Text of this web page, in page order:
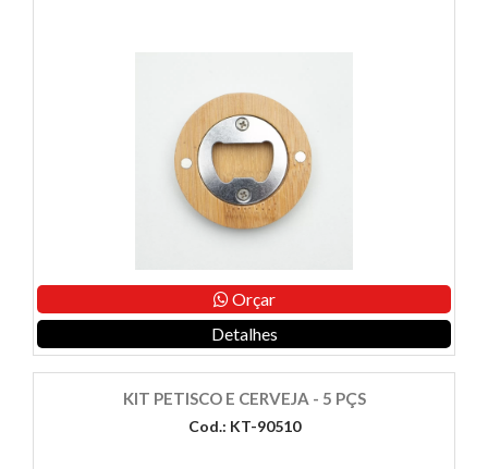
Orçar
Detalhes
KIT PETISCO E CERVEJA - 5 PÇS
Cod.: KT-90510